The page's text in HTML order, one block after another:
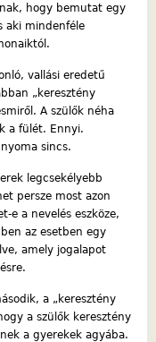
hogy bemutat egy
aki mindenféle
vallási eredetű
„keresztény
A szülők néha
a fülét. Ennyi.
sincs.
legcsekélyebb
persze most azon
e a nevelés eszköze,
az esetben egy
amely jogalapot
a „keresztény
a szülők keresztény
a gyerekek agyába.